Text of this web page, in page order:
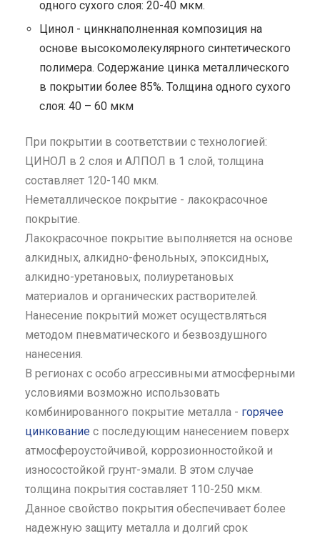
одного сухого слоя: 20-40 мкм.
Цинол - цинкнаполненная композиция на
основе высокомолекулярного синтетического
полимера. Содержание цинка металлического
в покрытии более 85%. Толщина одного сухого
слоя: 40 – 60 мкм
При покрытии в соответствии с технологией:
ЦИНОЛ в 2 слоя и АЛПОЛ в 1 слой, толщина
составляет 120-140 мкм.
Неметаллическое покрытие - лакокрасочное
покрытие.
Лакокрасочное покрытие выполняется на основе
алкидных, алкидно-фенольных, эпоксидных,
алкидно-уретановых, полиуретановых
материалов и органических растворителей.
Нанесение покрытий может осуществляться
методом пневматического и безвоздушного
нанесения.
В регионах с особо агрессивными атмосферными
условиями возможно использовать
комбинированного покрытие металла - горячее
цинкование с последующим нанесением поверх
атмосфероустойчивой, коррозионностойкой и
износостойкой грунт-эмали. В этом случае
толщина покрытия составляет 110-250 мкм.
Данное свойство покрытия обеспечивает более
надежную защиту металла и долгий срок